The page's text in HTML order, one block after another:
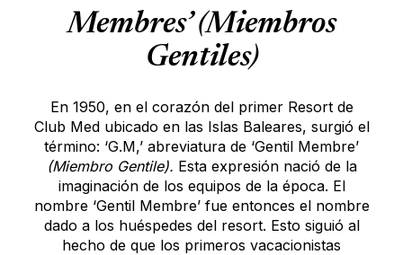
Membres’(Miembros
Gentiles)
En 1950, en el corazón del primer Resort de
Club Med ubicado en las Islas Baleares, surgió el
término: ‘G.M,’ abreviatura de ‘Gentil Membre’
(Miembro Gentile). Esta expresión nació de la
imaginación de los equipos de la época. El
nombre ‘Gentil Membre’ fue entonces el nombre
dado a los huéspedes del resort. Esto siguió al
hecho de que los primeros vacacionistas